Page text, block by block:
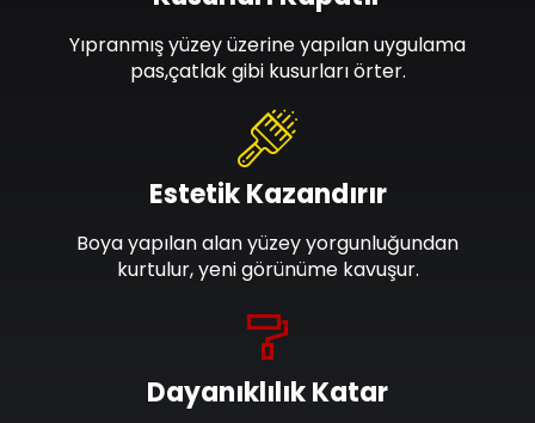
Dayanıklılık Katar
Estetik Kazandırır
Boya yapılan alan yüzey yorgunluğundan
kurtulur, yeni görünüme kavuşur.
Yıpranmış yüzey üzerine yapılan uygulama
pas,çatlak gibi kusurları örter.